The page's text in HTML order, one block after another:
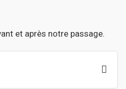
et après notre passage.